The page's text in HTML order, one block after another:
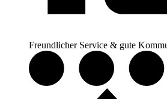
Freundlicher Service & gute